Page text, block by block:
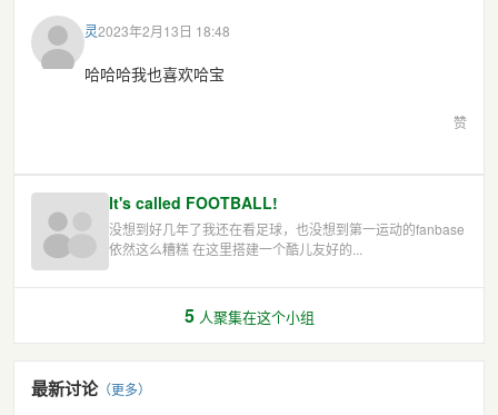
灵2023年2月13日 18:48
哈哈哈我也喜欢哈宝
赞
It's called FOOTBALL!
没想到好几年了我还在看足球，也没想到第一运动的fanbase
依然这么糟糕 在这里搭建一个酷儿友好的...
5人聚集在这个小组
最新讨论（更多）